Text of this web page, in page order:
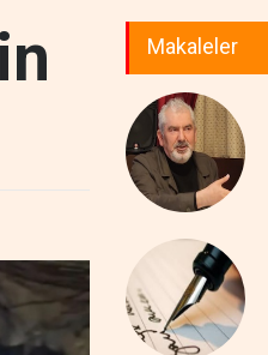
Makaleler